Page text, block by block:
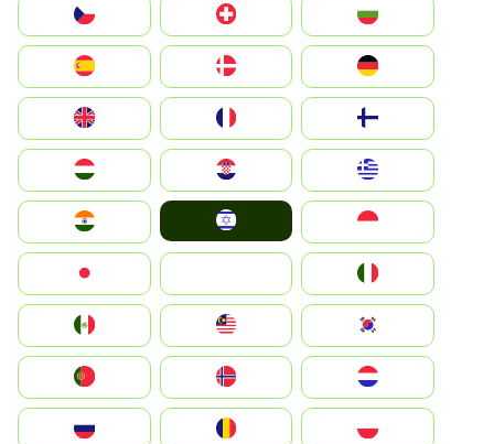
България
Switzerland
Czechia
Deutschland
Denmark
United Kingdom
Hrvatska
Magyarország
Indonesia
South Korea
Nederland
Portugal
România